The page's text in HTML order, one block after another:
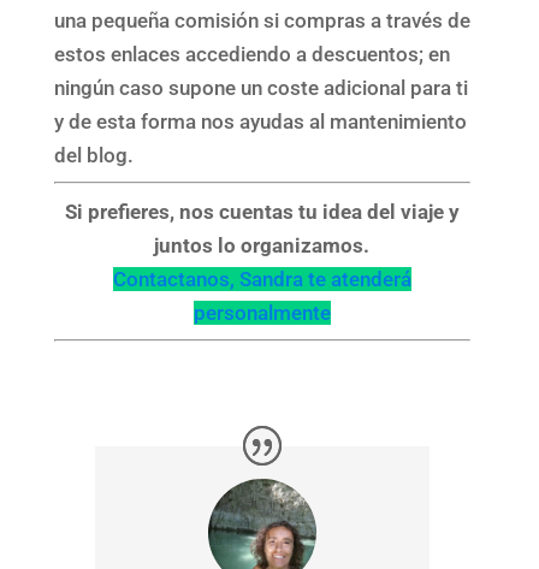
una pequeña comisión si compras a través de
estos enlaces accediendo a descuentos; en
ningún caso supone un coste adicional para ti
y de esta forma nos ayudas al mantenimiento
del blog.
Si prefieres, nos cuentas tu idea del viaje y
juntos lo organizamos.
Contactanos, Sandra te atenderá
personalmente